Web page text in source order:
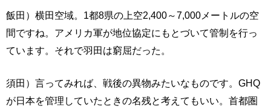
飯田）横田空域。1都8県の上空2,400～7,000メートルの空
間ですね。アメリカ軍が地位協定にもとづいて管制を行っ
ています。それで羽田は窮屈だった。
須田）言ってみれば、戦後の異物みたいなものです。GHQ
が日本を管理していたときの名残と考えてもいい。首都圏